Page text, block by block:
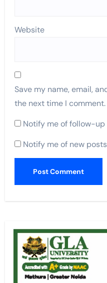
Website
Save my name, email,
the next time I comment.
Notify me of follow-
Notify me of new